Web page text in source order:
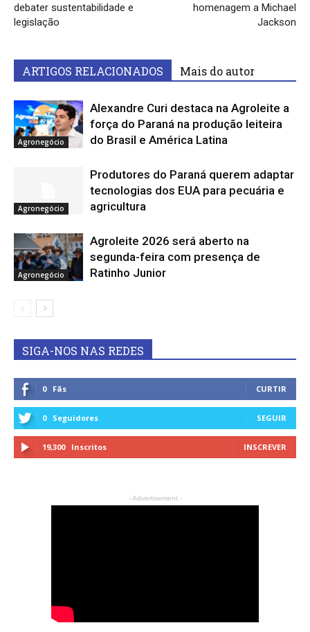
debater sustentabilidade e
legislação
homenagem a Michael
Jackson
ARTIGOS RELACIONADOS Mais do autor
Agronegócio
Alexandre Curi destaca na Agroleite a
força do Paraná na produção leiteira
do Brasil e América Latina
Agronegócio
Produtores do Paraná querem adaptar
tecnologias dos EUA para pecuária e
agricultura
Agronegócio
Agroleite 2026 será aberto na
segunda-feira com presença de
Ratinho Junior
SIGA-NOS NAS REDES
0 Fãs CURTIR
0 Seguidores SEGUIR
19,300 Inscritos INSCREVER
- Advertisement -